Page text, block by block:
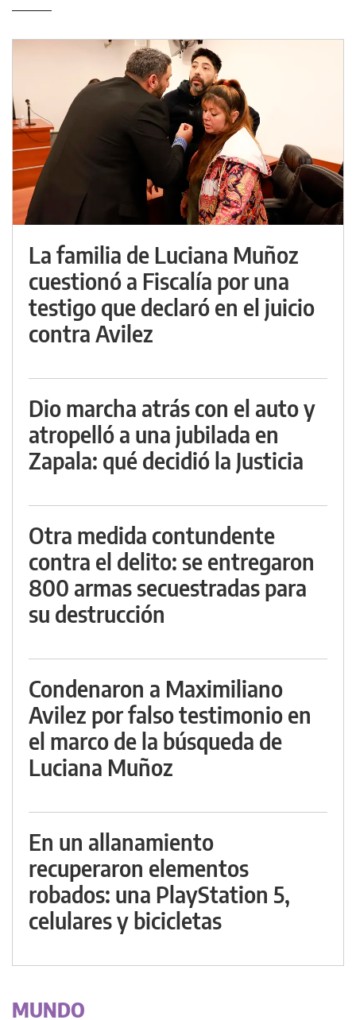
La familia de Luciana Muñoz
cuestionó a Fiscalía por una
testigo que declaró en el juicio
contra Avilez
Dio marcha atrás con el auto y
atropelló a una jubilada en
Zapala: qué decidió la Justicia
Otra medida contundente
contra el delito: se entregaron
800 armas secuestradas para
su destrucción
Condenaron a Maximiliano
Avilez por falso testimonio en
el marco de la búsqueda de
Luciana Muñoz
En un allanamiento
recuperaron elementos
robados: una PlayStation 5,
celulares y bicicletas
MUNDO